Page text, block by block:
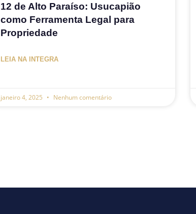
12 de Alto Paraíso: Usucapião
como Ferramenta Legal para
Propriedade
LEIA NA INTEGRA
janeiro 4, 2025 Nenhum comentário